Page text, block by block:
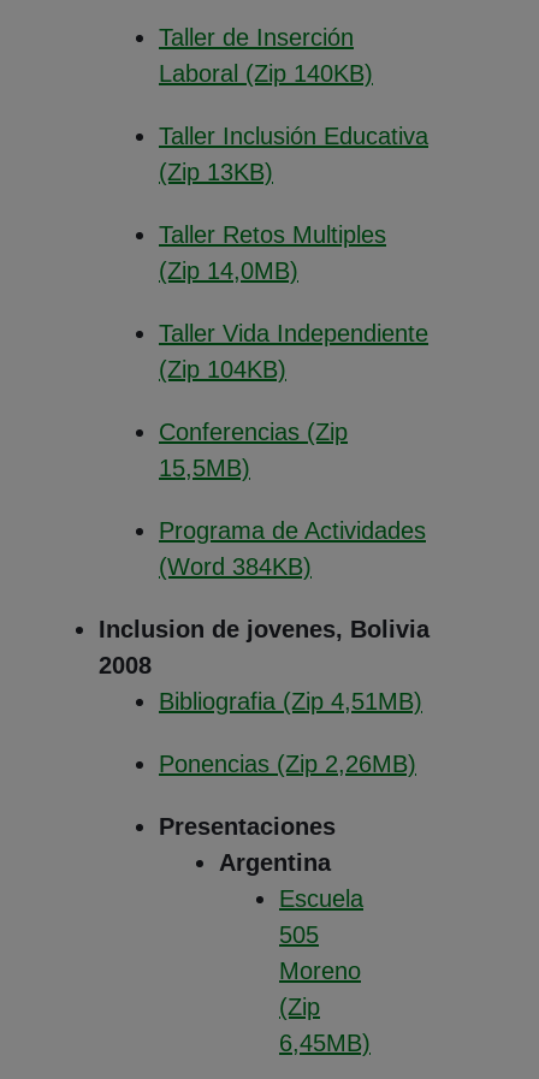
Taller de Inserción
Laboral (Zip 140KB)
Taller Inclusión Educativa
(Zip 13KB)
Taller Retos Multiples
(Zip 14,0MB)
Taller Vida Independiente
(Zip 104KB)
Conferencias (Zip
15,5MB)
Programa de Actividades
(Word 384KB)
Inclusion de jovenes, Bolivia
2008
Bibliografia (Zip 4,51MB)
Ponencias (Zip 2,26MB)
Presentaciones
Argentina
Escuela
505
Moreno
(Zip
6,45MB)